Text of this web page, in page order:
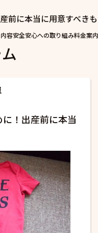
容安全安心への取り組み料金案内
前に本当に用意すべきも
！出産前に本当